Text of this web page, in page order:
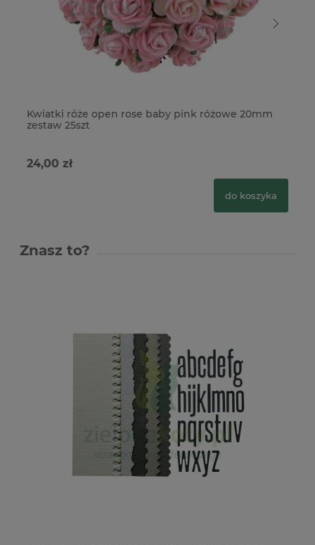
Kwiatki róże open rose baby pink różowe 20mm
zestaw 25szt
24,00 zł
do koszyka
Znasz to?